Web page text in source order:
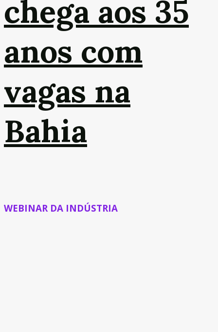
chega aos 35
anos com
vagas na
Bahia
WEBINAR DA INDÚSTRIA